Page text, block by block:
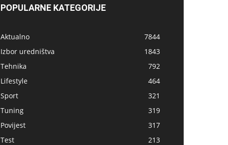
POPULARNE KATEGORIJE
Aktualno
7844
Izbor uredništva
1843
Tehnika
792
Lifestyle
464
Sport
321
Tuning
319
Povijest
317
Test
213